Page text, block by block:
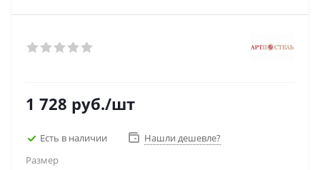
1 728 руб./шт
Есть в наличии
Нашли дешевле?
Размер